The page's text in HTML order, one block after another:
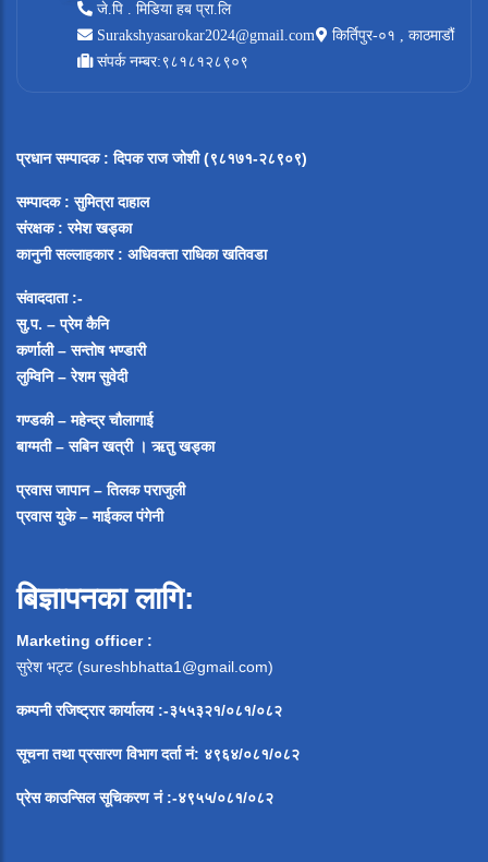
जे.पि . मिडिया हब प्रा.लि
Surakshyasarokar2024@gmail.com
किर्तिपुर-०१ , काठमाडौं
संपर्क नम्बर:९८१८१२८९०९
प्रधान सम्पादक: दिपक राज जोशी (९८१७१-२८९०९)
सम्पादक : सुमित्रा दाहाल
संरक्षक : रमेश खड्का
कानुनी सल्लाहकार : अधिवक्ता राधिका खतिवडा
संवाददाता :-
सु.प. – प्रेम कैनि
कर्णाली – सन्तोष भण्डारी
लुम्विनि – रेशम सुवेदी
गण्डकी – महेन्द्र चौलागाई
बाग्मती – सबिन खत्री ।ऋतु खड्का
प्रवास जापान – तिलक पराजुली
प्रवास युके – माईकल पंगेनी
बिज्ञापनका लागि:
Marketing officer :
सुरेश भट्ट (sureshbhatta1@gmail.com)
कम्पनी रजिष्ट्रार कार्यालय :-३५५३२१/०८१/०८२
सूचना तथा प्रसारण विभाग दर्ता नं: ४९६४/०८१/०८२
प्रेस काउन्सिल सूचिकरण नं:-४९५५/०८१/०८२